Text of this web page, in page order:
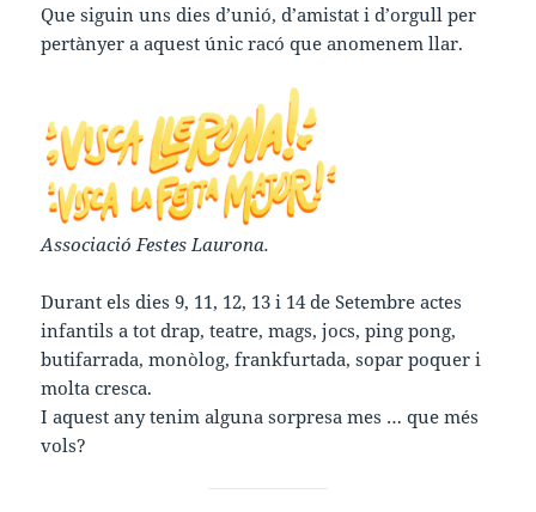
Que siguin uns dies d’unió, d’amistat i d’orgull per
pertànyer a aquest únic racó que anomenem llar.
Associació Festes Laurona.
Durant els dies 9, 11, 12, 13 i 14 de Setembre actes
infantils a tot drap, teatre, mags, jocs, ping pong,
butifarrada, monòlog, frankfurtada, sopar poquer i
molta cresca.
I aquest any tenim alguna sorpresa mes … que més
vols?